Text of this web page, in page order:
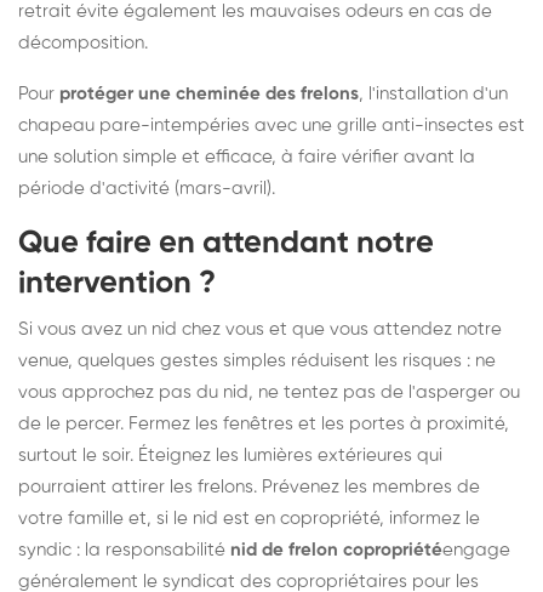
retrait évite également les mauvaises odeurs en cas de
décomposition.
Pour protéger une cheminée des frelons, l'installation d'un
chapeau pare-intempéries avec une grille anti-insectes est
une solution simple et efficace, à faire vérifier avant la
période d'activité (mars-avril).
Que faire en attendant notre
intervention ?
Si vous avez un nid chez vous et que vous attendez notre
venue, quelques gestes simples réduisent les risques : ne
vous approchez pas du nid, ne tentez pas de l'asperger ou
de le percer. Fermez les fenêtres et les portes à proximité,
surtout le soir. Éteignez les lumières extérieures qui
pourraient attirer les frelons. Prévenez les membres de
votre famille et, si le nid est en copropriété, informez le
syndic : la responsabilité nid de frelon copropriétéengage
généralement le syndicat des copropriétaires pour les